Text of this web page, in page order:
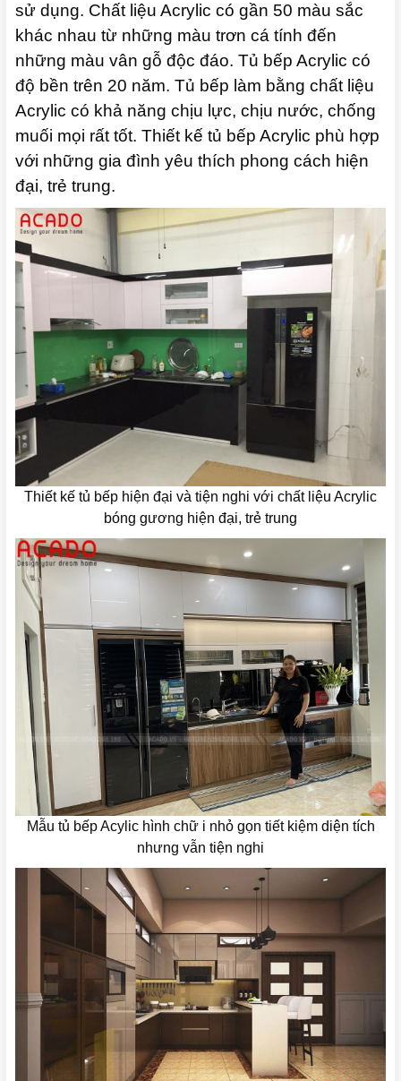
sử dụng. Chất liệu Acrylic có gần 50 màu sắc
khác nhau từ những màu trơn cá tính đến
những màu vân gỗ độc đáo. Tủ bếp Acrylic có
độ bền trên 20 năm. Tủ bếp làm bằng chất liệu
Acrylic có khả năng chịu lực, chịu nước, chống
muối mọi rất tốt. Thiết kế tủ bếp Acrylic phù hợp
với những gia đình yêu thích phong cách hiện
đại, trẻ trung.
Thiết kế tủ bếp hiện đại và tiện nghi với chất liệu Acrylic
bóng gương hiện đại, trẻ trung
Mẫu tủ bếp Acylic hình chữ i nhỏ gọn tiết kiệm diện tích
nhưng vẫn tiện nghi